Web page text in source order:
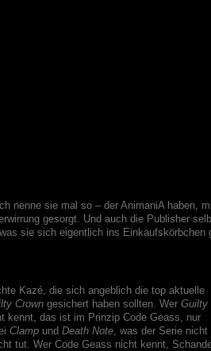
nenne sie mal so – der AnimaniA haben,
gesorgt. Und auch die Publisher
sie sich eigentlich ins Einkaufskörbchen
Kazé, die sich angeblich die top aktuelle
Crown gesichert haben sollten. Wer Guilty
kennt, das ist im Prinzip Code Geass, nur
Clamp und Death Note , was der Serie nicht
tut. Wer Code Geass nicht kennt,